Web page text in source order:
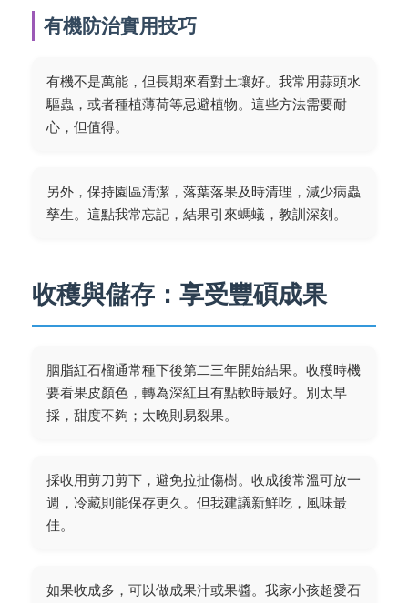
有機防治實用技巧
有機不是萬能，但長期來看對土壤好。我常用蒜頭水
驅蟲，或者種植薄荷等忌避植物。這些方法需要耐
心，但值得。
另外，保持園區清潔，落葉落果及時清理，減少病蟲
孳生。這點我常忘記，結果引來螞蟻，教訓深刻。
收穫與儲存：享受豐碩成果
胭脂紅石榴通常種下後第二三年開始結果。收穫時機
要看果皮顏色，轉為深紅且有點軟時最好。別太早
採，甜度不夠；太晚則易裂果。
採收用剪刀剪下，避免拉扯傷樹。收成後常溫可放一
週，冷藏則能保存更久。但我建議新鮮吃，風味最
佳。
如果收成多，可以做成果汁或果醬。我家小孩超愛石